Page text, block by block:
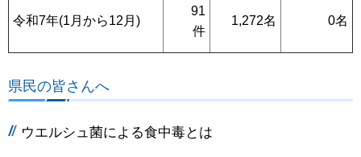
令和7年(1月から12月)
91
件
1,272名 0名
県民の皆さんへ
ウエルシュ菌による食中毒とは